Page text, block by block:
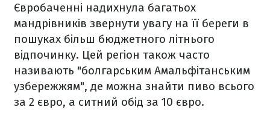
Євробаченні надихнула багатьох
мандрівників звернути увагу на її береги в
пошуках більш бюджетного літнього
відпочинку. Цей регіон також часто
називають "болгарським Амальфітанським
узбережжям", де можна знайти пиво всього
за 2 євро, а ситний обід за 10 євро.